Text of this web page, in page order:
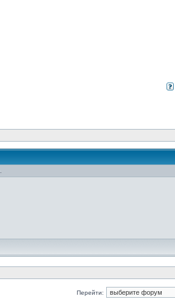
Перейти: